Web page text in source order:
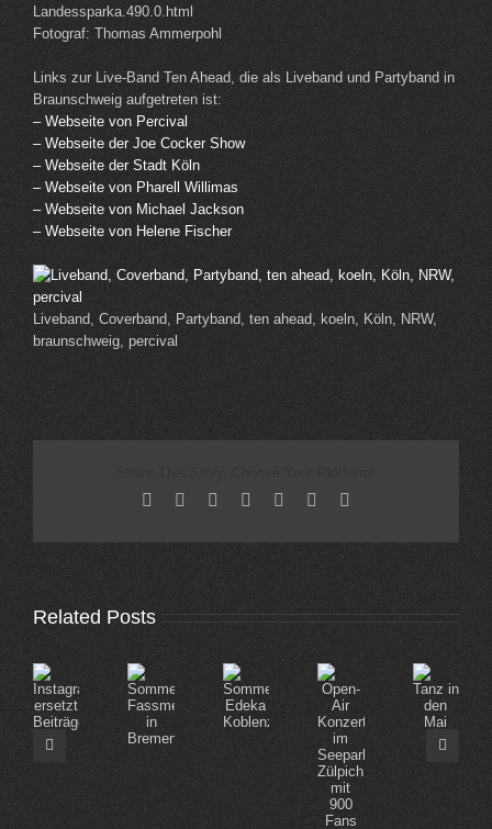
Landessparka.490.0.html
Fotograf: Thomas Ammerpohl
Links zur Live-Band Ten Ahead, die als Liveband und Partyband in
Braunschweig aufgetreten ist:
– Webseite von Percival
– Webseite der Joe Cocker Show
– Webseite der Stadt Köln
– Webseite von Pharell Willimas
– Webseite von Michael Jackson
– Webseite von Helene Fischer
Liveband, Coverband, Partyband, ten ahead, koeln, Köln, NRW,
braunschweig, percival
Facebook Reddit LinkedIn
TumblrPinterest
Related Posts
Instagram
Sommerfest
Open-
Konzert
Seepark